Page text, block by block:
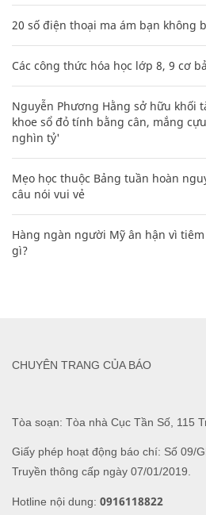
20 số điện thoại ma ám bạn không
Các công thức hóa học lớp 8, 9 cơ
Nguyễn Phương Hằng sở hữu khối
khoe sổ đỏ tính bằng cân, mắng
nghìn tỷ'
Mẹo học thuộc Bảng tuần hoàn
câu nói vui vẻ
Hàng ngàn người Mỹ ân hận vì tiêm
gì?
Tòa soạn: Tòa nhà Cục Tần Số, 115
Giấy phép hoạt động báo chí: Số 09/
Truyền thông cấp ngày 07/01/2019.
Hotline nội dung: 0916118822
CHUYÊN TRANG CỦA BÁO